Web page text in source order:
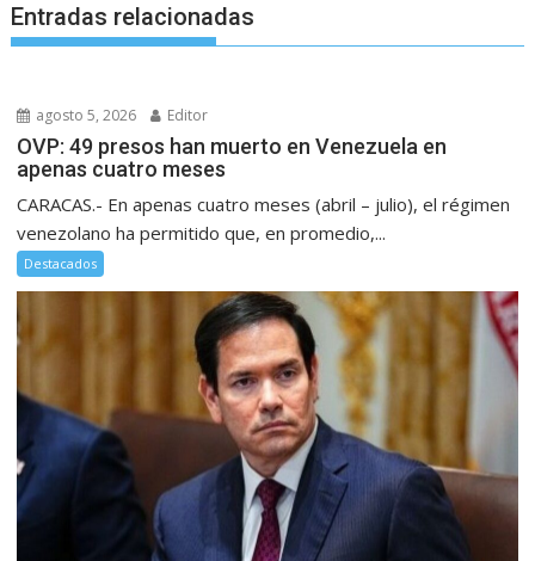
Entradas relacionadas
agosto 5, 2026 Editor
OVP: 49 presos han muerto en Venezuela en
apenas cuatro meses
CARACAS.- En apenas cuatro meses (abril – julio), el régimen
venezolano ha permitido que, en promedio,...
Destacados